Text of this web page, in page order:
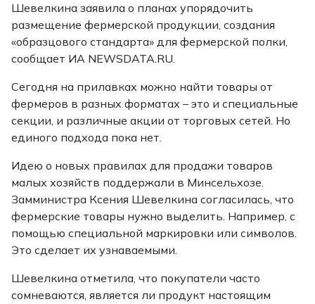
Шевелкина заявила о планах упорядочить
размещение фермерской продукции, создания
«образцового стандарта» для фермерской полки,
сообщает ИА NEWSDATA.RU.
Сегодня на прилавках можно найти товары от
фермеров в разных форматах – это и специальные
секции, и различные акции от торговых сетей. Но
единого подхода пока нет.
Идею о новых правилах для продажи товаров
малых хозяйств поддержали в Минсельхозе.
Замминистра Ксения Шевелкина согласилась, что
фермерские товары нужно выделить. Например, с
помощью специальной маркировки или символов.
Это сделает их узнаваемыми.
Шевелкина отметила, что покупатели часто
сомневаются, является ли продукт настоящим